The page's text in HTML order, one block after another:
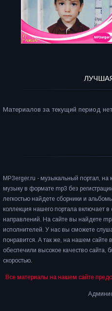
Материалов за текущий период
MP3erger.ru - музыкальный портал, на
музыку в формате mp3 без
легкостью найдете сборники и
коллекция нашего портала включает
направлений. На сайте вы найдете
исполнителей. У нас вы сможете
понравится. А так же, на нашем
обеспечили высокое качество сайта,
скоростью.
Все материалы на нашем сайте